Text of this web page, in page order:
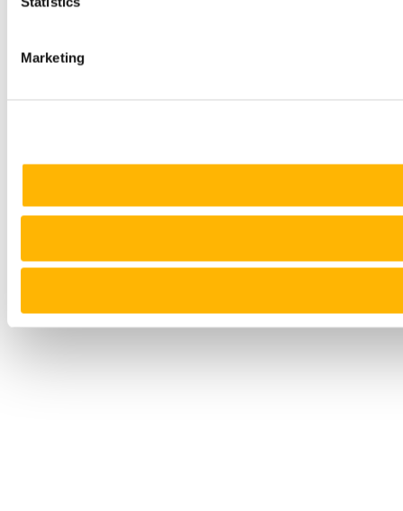
Marketing